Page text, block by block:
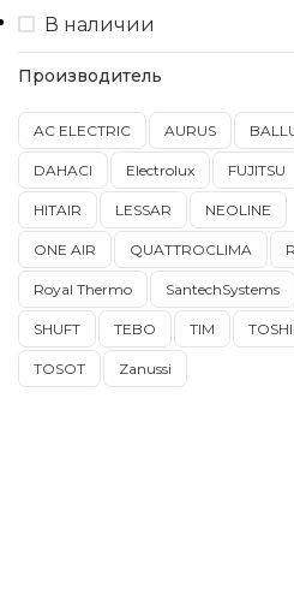
В наличии
Производитель
AC ELECTRIC AURUS
DAHACI Electrolux FUJITSU
HITAIR LESSAR NEOLINE
ONE AIR QUATTROCLIMA
Royal Thermo SantechSystems
SHUFT TEBO TIM
TOSOT Zanussi